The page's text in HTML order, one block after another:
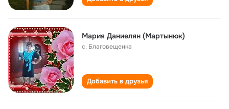
Мария Даниелян (Мартынюк)
с. Благовещенка
Добавить в друзья